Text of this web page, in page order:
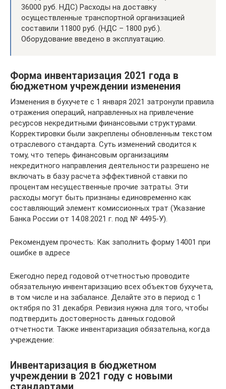
36000 руб. НДС) Расходы на доставку
осуществленные транспортной организацией
составили 11800 руб. (НДС – 1800 руб.).
Оборудование введено в эксплуатацию.
Форма инвентаризация 2021 года в
бюджетном учреждении изменения
Изменения в бухучете с 1 января 2021 затронули правила
отражения операций, направленных на привлечение
ресурсов некредитными финансовыми структурами.
Корректировки были закреплены обновленным текстом
отраслевого стандарта. Суть изменений сводится к
тому, что теперь финансовым организациям
некредитного направления деятельности разрешено не
включать в базу расчета эффективной ставки по
процентам несущественные прочие затраты. Эти
расходы могут быть признаны единовременно как
составляющий элемент комиссионных трат (Указание
Банка России от 14.08.2021 г. под № 4495-У).
Рекомендуем прочесть: Как заполнить форму 14001 при
ошибке в адресе
Ежегодно перед годовой отчетностью проводите
обязательную инвентаризацию всех объектов бухучета,
в том числе и на забалансе. Делайте это в период с 1
октября по 31 декабря. Ревизия нужна для того, чтобы
подтвердить достоверность данных годовой
отчетности. Также инвентаризация обязательна, когда
учреждение:
Инвентаризация в бюджетном
учреждении в 2021 году с новыми
стандартами